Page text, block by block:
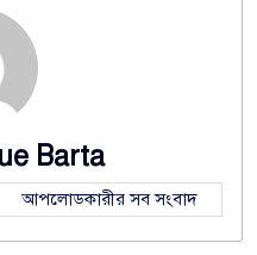
Barta
আপলোডকারীর সব সংবাদ